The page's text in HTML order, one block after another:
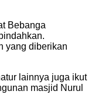
Bebanga
yang diberikan
lainnya juga ikut
masjid Nurul